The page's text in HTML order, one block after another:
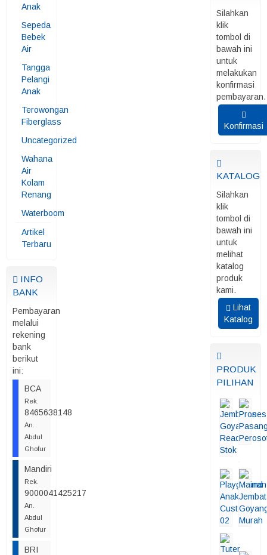
Anak
Sepeda
Bebek
Air
Tangga
Pelangi
Anak
Terowongan
Fiberglass
Uncategorized
Wahana
Air
Kolam
Renang
Waterboom
Artikel
Terbaru
INFO
BANK
Pembayaran
melalui
rekening
bank
berikut
ini:
BCA
Rek.
8465638148
An.
Abdul
Ghofur
Mandiri
Rek.
9000041425217
An.
Abdul
Ghofur
BRI
Silahkan
klik
tombol di
bawah ini
untuk
melakukan
konfirmasi
pembayaran.
Konfirmasi
KATALOG
Silahkan
klik
tombol di
bawah ini
untuk
melihat
katalog
produk
kami.
Lihat
Katalog
PRODUK
PILIHAN